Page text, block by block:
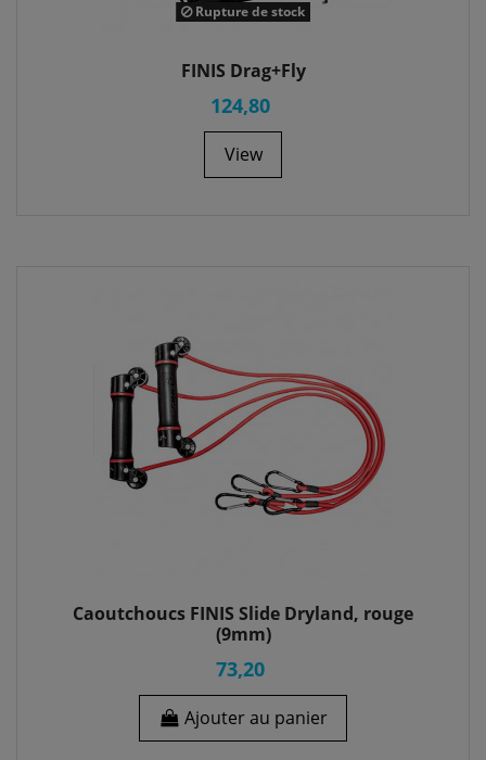
Rupture de stock
FINIS Drag+Fly
124,80
View
Caoutchoucs FINIS Slide Dryland, rouge
(9mm)
73,20
Ajouter au panier